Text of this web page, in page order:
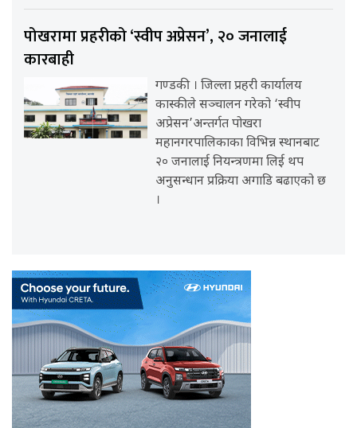
पोखरामा प्रहरीको ‘स्वीप अप्रेसन’, २० जनालाई
कारबाही
गण्डकी । जिल्ला प्रहरी कार्यालय
कास्कीले सञ्चालन गरेको ‘स्वीप
अप्रेसन’अन्तर्गत पोखरा
महानगरपालिकाका विभिन्न स्थानबाट
२० जनालाई नियन्त्रणमा लिई थप
अनुसन्धान प्रक्रिया अगाडि बढाएको छ
।